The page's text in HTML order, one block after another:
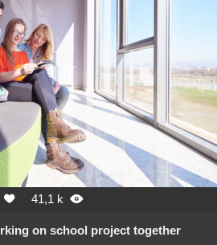
 41,1 k 
on school project together